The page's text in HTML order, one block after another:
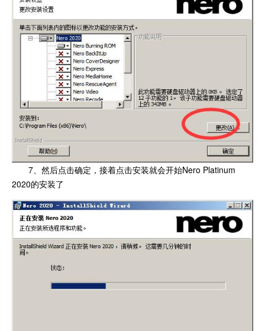
7、然后点击确定，接着点击安装就会开始Nero Platinum
2020的安装了